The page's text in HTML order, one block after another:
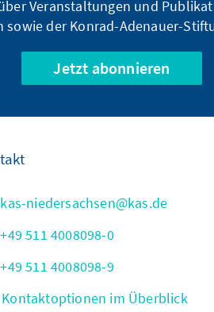
Veranstaltungen und
sowie der Konrad-Adenauer-
Jetzt abonnieren
kas-niedersachsen@kas.de
+49 511 4008098-0
+49 511 4008098-9
im Überblick